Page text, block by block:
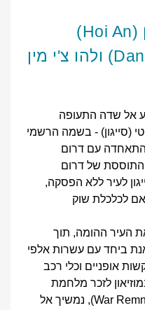
יום 9: מהויאן (Hoi An)
לדנאנג (Danang) ולהו צ'י מין
אל שדה התעופה
(סייגון) - בשמה הרשמי
התאחדה עם דרום
התוססת של דרום
לעיר ללא הפסקה,
לכלכלת שוק
העיר ההומה, תוך
ביחד עם עשרות אלפי
אופניים וכלי רכב
לזכר מלחמת
וויטנאם (War Remnants Museum), נמשיך אל